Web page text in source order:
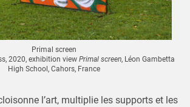
Primal screen
2020, exhibition view Primal screen, Léon Gambetta
High School, Cahors, France
l’art, multiplie les supports et les